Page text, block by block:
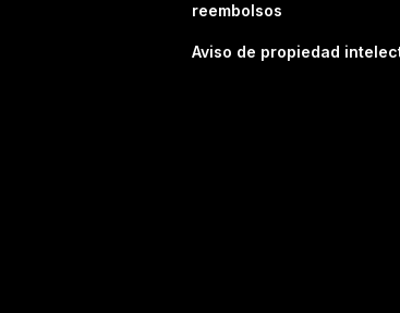
reembolsos
Aviso de propiedad